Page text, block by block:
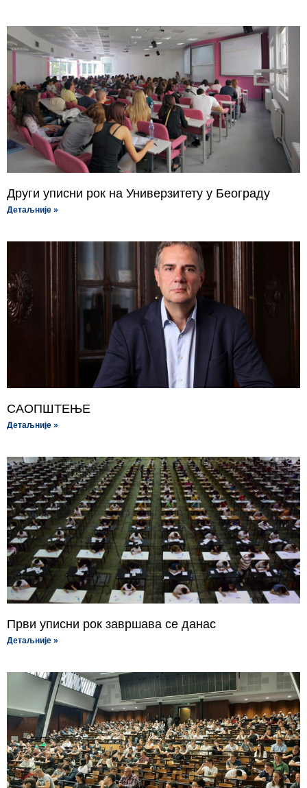
Други уписни рок на Универзитету у Београду
Детаљније »
САОПШТЕЊЕ
Детаљније »
Први уписни рок завршава се данас
Детаљније »